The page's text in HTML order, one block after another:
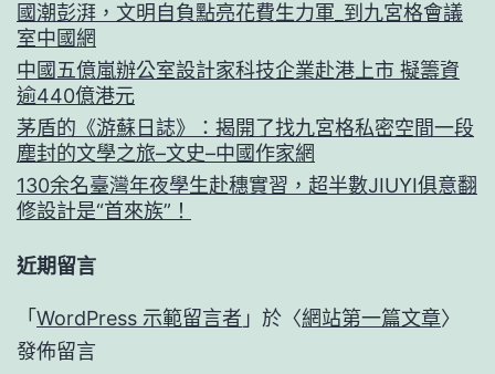
國潮彭湃，文明自負點亮花費生力軍_到九宮格會議
室中國網
中國五億嵐辦公室設計家科技企業赴港上市 擬籌資
逾440億港元
茅盾的《游蘇日誌》：揭開了找九宮格私密空間一段
塵封的文學之旅–文史–中國作家網
130余名臺灣年夜學生赴穗實習，超半數JIUYI俱意翻
修設計是“首來族”！
近期留言
「 WordPress 示範留言者 」於〈網站第一篇文章〉
發佈留言